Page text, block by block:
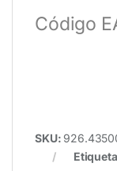
Código
SKU: